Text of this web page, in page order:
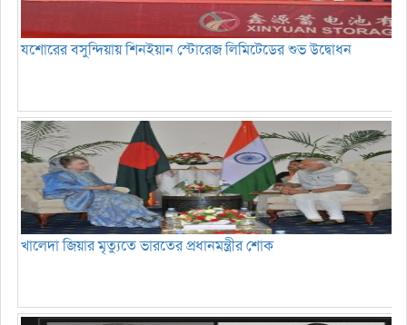
যশোরের বসুন্দিয়ায় শিনইয়ান স্টোরেজ লিমিটেডের শুভ উদ্বোধন
খালেদা জিয়ার মৃত্যুতে ভারতের প্রধানমন্ত্রীর শোক